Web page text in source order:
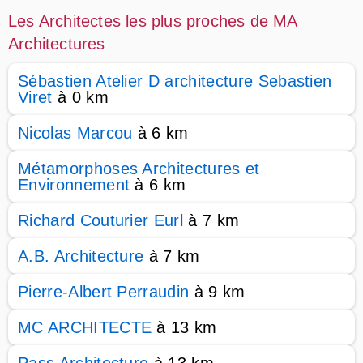
Les Architectes les plus proches de MA
Architectures
Sébastien Atelier D architecture Sebastien
Viret à 0 km
Nicolas Marcou à 6 km
Métamorphoses Architectures et
Environnement à 6 km
Richard Couturier Eurl à 7 km
A.B. Architecture à 7 km
Pierre-Albert Perraudin à 9 km
MC ARCHITECTE à 13 km